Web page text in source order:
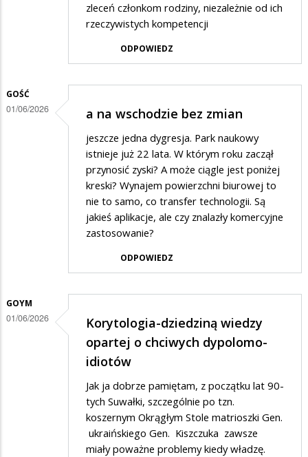
zleceń członkom rodziny, niezależnie od ich
rzeczywistych kompetencji
ODPOWIEDZ
GOŚĆ
01/06/2026 a na wschodzie bez zmian
jeszcze jedna dygresja. Park naukowy
istnieje już 22 lata. W którym roku zaczął
przynosić zyski? A może ciągle jest poniżej
kreski? Wynajem powierzchni biurowej to
nie to samo, co transfer technologii. Są
jakieś aplikacje, ale czy znalazły komercyjne
zastosowanie?
ODPOWIEDZ
GOYM
01/06/2026
Korytologia-dziedziną wiedzy
opartej o chciwych dypolomo-
idiotów
Jak ja dobrze pamiętam, z początku lat 90-
tych Suwałki, szczególnie po tzn.
koszernym Okrągłym Stole matrioszki Gen.
ukraińskiego Gen. Kiszczuka zawsze
miały poważne problemy kiedy władzę.